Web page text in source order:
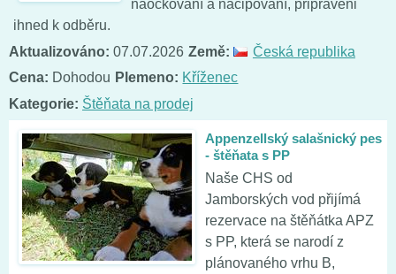
naočkování a načipování, připraveni
ihned k odběru.
Aktualizováno: 07.07.2026 Země:
Česká republika
Cena: Dohodou Plemeno: Kříženec
Kategorie: Štěňata na prodej
Appenzellský salašnický pes
- štěňata s PP
Naše CHS od
Jamborských vod přijímá
rezervace na štěňátka APZ
s PP, která se narodí z
plánovaného vrhu B,